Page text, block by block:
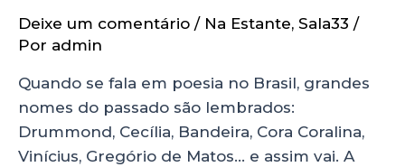
Deixe um comentário / Na Estante, Sala33 /
Por admin
Quando se fala em poesia no Brasil, grandes
nomes do passado são lembrados:
Drummond, Cecília, Bandeira, Cora Coralina,
Vinícius, Gregório de Matos… e assim vai. A